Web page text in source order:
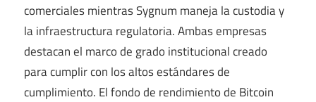
comerciales mientras Sygnum maneja la custodia y
la infraestructura regulatoria. Ambas empresas
destacan el marco de grado institucional creado
para cumplir con los altos estándares de
cumplimiento. El fondo de rendimiento de Bitcoin